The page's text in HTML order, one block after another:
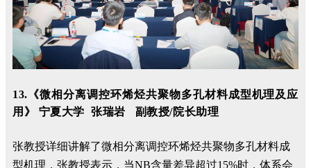
13.《微相分离调控环烯烃共聚物多孔材料成型机理及应
用》 宁夏大学 张瑞岩 副教授/院长助理
张教授详细讲解了微相分离调控环烯烃共聚物多孔材料成
型机理，张教授表示，当NB含量差异超过15%时，体系会